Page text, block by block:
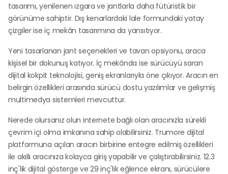
tasarımı, yenilenen ızgara ve jantlarla daha fütüristik bir
görünüme sahiptir. Dış kenarlardaki lale formundaki yatay
çizgiler ise iç mekân tasarımına da yansıtıyor.
Yeni tasarlanan jant seçenekleri ve tavan opsiyonu, araca
kişisel bir dokunuş katıyor. İç mekânda ise sürücüyü saran
dijital kokpit teknolojisi, geniş ekranlarıyla öne çıkıyor. Aracın en
belirgin özellikleri arasında sürücü dostu yazılımlar ve gelişmiş
multimedya sistemleri mevcuttur.
Nerede olursanız olun internete bağlı olan aracınızla sürekli
çevrim içi olma imkanına sahip olabilirsiniz. Trumore dijital
platformuna açılan aracın birbirine entegre edilmiş özellikleri
ile akıllı aracınıza kolayca giriş yapabilir ve çalıştırabilirsiniz. 12.3
inç'lik dijital gösterge ve 29 inç'lik eğlence ekranı, sürücülere